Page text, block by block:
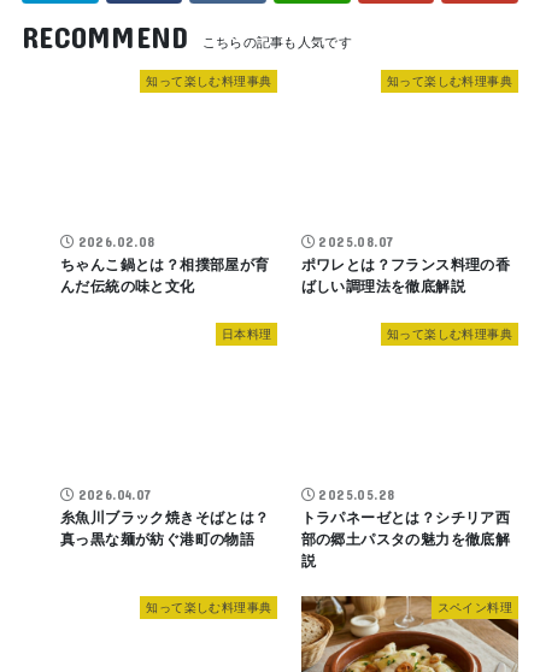
RECOMMEND
知って楽しむ料理事典
2026.02.08
ちゃんこ鍋とは？相撲部屋が育
んだ伝統の味と文化
知って楽しむ料理事典
2025.08.07
ポワレとは？フランス料理の香
ばしい調理法を徹底解説
日本料理
2026.04.07
糸魚川ブラック焼きそばとは？
真っ黒な麺が紡ぐ港町の物語
知って楽しむ料理事典
2025.05.28
トラパネーゼとは？シチリア西
部の郷土パスタの魅力を徹底解
説
知って楽しむ料理事典 スペイン料理